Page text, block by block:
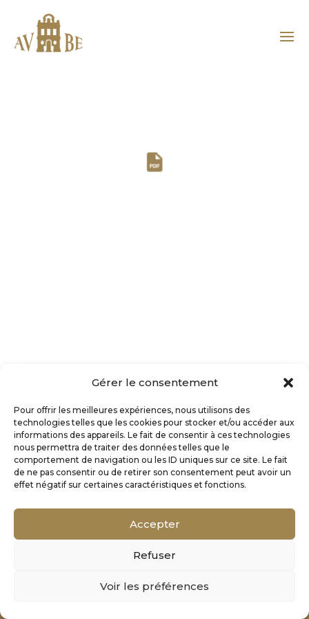
Gérer le consentement
Pour offrir les meilleures expériences, nous utilisons des
technologies telles que les cookies pour stocker et/ou accéder aux
informations des appareils. Le fait de consentir à ces technologies
nous permettra de traiter des données telles que le
comportement de navigation ou les ID uniques sur ce site. Le fait
de ne pas consentir ou de retirer son consentement peut avoir un
effet négatif sur certaines caractéristiques et fonctions.
Accepter
Refuser
Voir les préférences
Mentions Légales